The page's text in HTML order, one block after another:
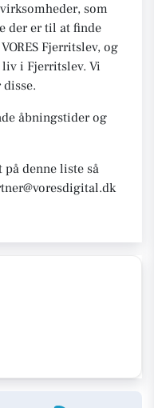
som
der er til at finde
Fjerritslev, og
i Fjerritslev. Vi
åbningstider og
denne liste så